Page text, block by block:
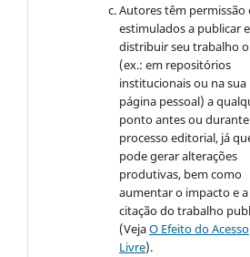
Autores têm permissão
estimulados a publicar e
distribuir seu trabalho
(ex.: em repositórios
institucionais ou na sua
página pessoal) a
ponto antes ou
processo editorial, já
pode gerar alterações
produtivas, bem como
aumentar o impacto e a
citação do trabalho
(VejaO Efeito do Acesso
Livre).